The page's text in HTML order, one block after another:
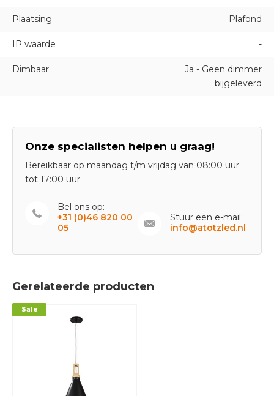
Plaatsing Plafond
IP waarde -
Dimbaar
Ja - Geen dimmer
bijgeleverd
Onze specialisten helpen u graag!
Bereikbaar op maandag t/m vrijdag van 08:00 uur
tot 17:00 uur
Bel ons op:
+31 (0)46 820 00
05
Stuur een e-mail:
info@atotzled.nl
Gerelateerde producten
Sale